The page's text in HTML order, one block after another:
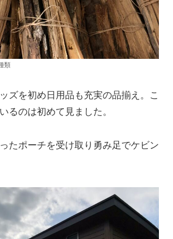
類
ズを初め日用品も充実の品揃え。こ
るのは初めて見ました。
たポーチを受け取り勇み足でケビン